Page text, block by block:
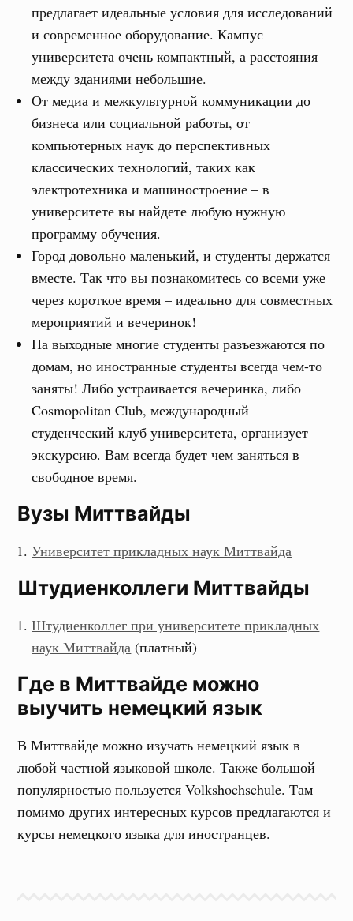
предлагает идеальные условия для исследований
и современное оборудование. Кампус
университета очень компактный, а расстояния
между зданиями небольшие.
От медиа и межкультурной коммуникации до
бизнеса или социальной работы, от
компьютерных наук до перспективных
классических технологий, таких как
электротехника и машиностроение – в
университете вы найдете любую нужную
программу обучения.
Город довольно маленький, и студенты держатся
вместе. Так что вы познакомитесь со всеми уже
через короткое время – идеально для совместных
мероприятий и вечеринок!
На выходные многие студенты разъезжаются по
домам, но иностранные студенты всегда чем-то
заняты! Либо устраивается вечеринка, либо
Cosmopolitan Club, международный
студенческий клуб университета, организует
экскурсию. Вам всегда будет чем заняться в
свободное время.
Вузы Миттвайды
Университет прикладных наук Миттвайда
Штудиенколлеги Миттвайды
Штудиенколлег при университете прикладных
наук Миттвайда (платный)
Где в Миттвайде можно
выучить немецкий язык
В Миттвайде можно изучать немецкий язык в
любой частной языковой школе. Также большой
популярностью пользуется Volkshochschule. Там
помимо других интересных курсов предлагаются и
курсы немецкого языка для иностранцев.